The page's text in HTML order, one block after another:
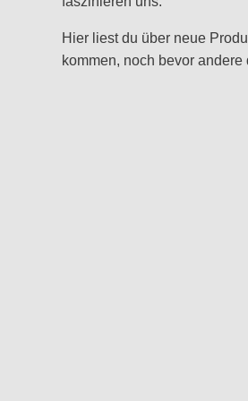
Hier liest du über neue
kommen, noch bevor